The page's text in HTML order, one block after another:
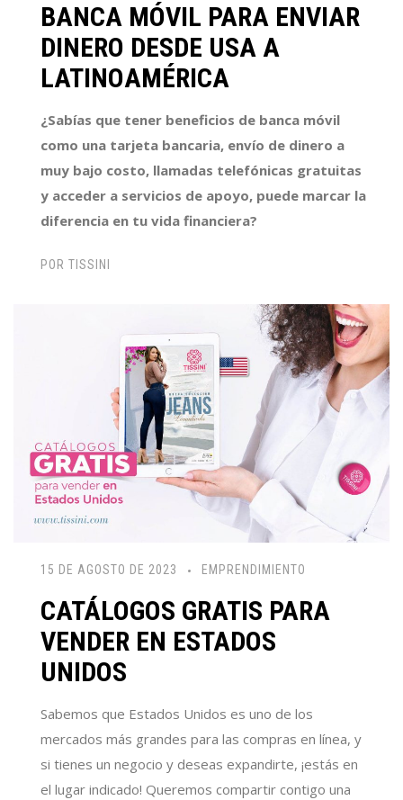
BANCA MÓVIL PARA ENVIAR
DINERO DESDE USA A
LATINOAMÉRICA
¿Sabías que tener beneficios de banca móvil
como una tarjeta bancaria, envío de dinero a
muy bajo costo, llamadas telefónicas gratuitas
y acceder a servicios de apoyo, puede marcar la
diferencia en tu vida financiera?
POR TISSINI
15 DE AGOSTO DE 2023 EMPRENDIMIENTO
CATÁLOGOS GRATIS PARA
VENDER EN ESTADOS
UNIDOS
Sabemos que Estados Unidos es uno de los
mercados más grandes para las compras en línea, y
si tienes un negocio y deseas expandirte, ¡estás en
el lugar indicado! Queremos compartir contigo una